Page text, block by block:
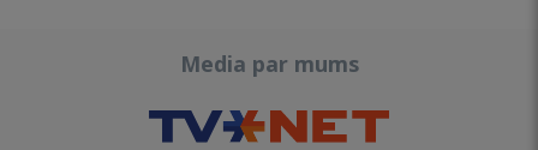
Media par mums